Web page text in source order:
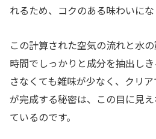
れるため、コクのある味わいにな
この計算された空気の流れと水
時間でしっかりと成分を抽出し
さなくても雑味が少なく、クリ
が完成する秘密は、この目に見
ているのです。